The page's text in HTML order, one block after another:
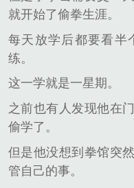
就开始了偷拳生涯。
每天放学后都要看半
练。
这一学就是一星期。
之前也有人发现他在
偷学了。
但是他没想到拳馆突
管自己的事。